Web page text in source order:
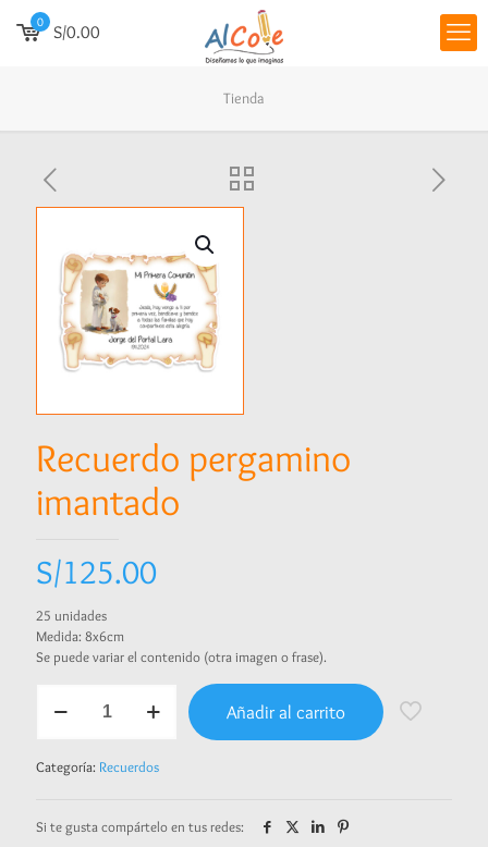
0 S/0.00
Tienda
Recuerdo pergamino
imantado
S/125.00
25 unidades
Medida: 8x6cm
Se puede variar el contenido (otra imagen o frase).
pergamino
Añadir al carrito
Categoría: Recuerdos
Si te gusta compártelo en tus redes: